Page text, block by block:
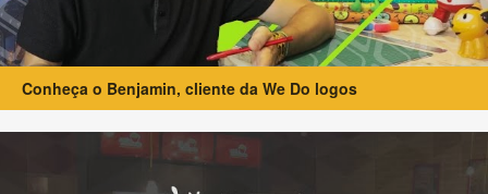
Conheça o Benjamin, cliente da We Do logos